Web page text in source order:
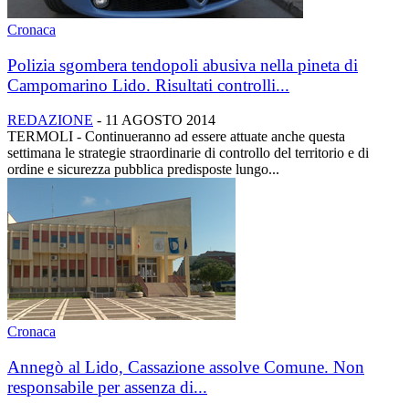
Cronaca
Polizia sgombera tendopoli abusiva nella pineta di
Campomarino Lido. Risultati controlli...
REDAZIONE - 11 AGOSTO 2014
TERMOLI - Continueranno ad essere attuate anche questa
settimana le strategie straordinarie di controllo del territorio e di
ordine e sicurezza pubblica predisposte lungo...
Cronaca
Annegò al Lido, Cassazione assolve Comune. Non
responsabile per assenza di...